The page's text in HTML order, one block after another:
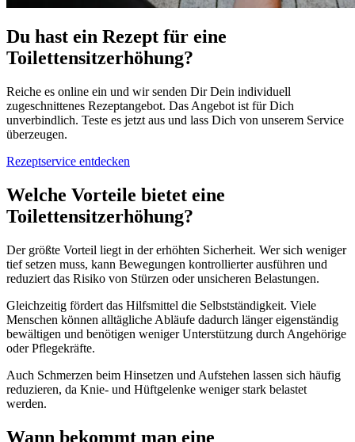
Du hast ein Rezept für eine
Toilettensitzerhöhung?
Reiche es online ein und wir senden Dir Dein individuell
zugeschnittenes Rezeptangebot. Das Angebot ist für Dich
unverbindlich. Teste es jetzt aus und lass Dich von unserem Service
überzeugen.
Rezeptservice entdecken
Welche Vorteile bietet eine
Toilettensitzerhöhung?
Der größte Vorteil liegt in der erhöhten Sicherheit. Wer sich weniger
tief setzen muss, kann Bewegungen kontrollierter ausführen und
reduziert das Risiko von Stürzen oder unsicheren Belastungen.
Gleichzeitig fördert das Hilfsmittel die Selbstständigkeit. Viele
Menschen können alltägliche Abläufe dadurch länger eigenständig
bewältigen und benötigen weniger Unterstützung durch Angehörige
oder Pflegekräfte.
Auch Schmerzen beim Hinsetzen und Aufstehen lassen sich häufig
reduzieren, da Knie- und Hüftgelenke weniger stark belastet
werden.
Wann bekommt man eine